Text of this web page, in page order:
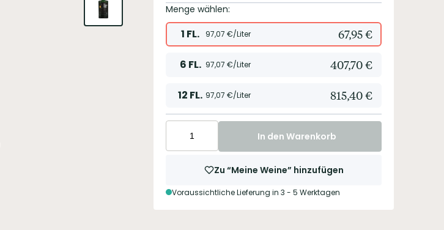
Menge wählen:
1 FL. 97,07 €/Liter 67,95€
6 FL. 97,07 €/Liter 407,70€
12 FL. 97,07 €/Liter 815,40€
In den Warenkorb
Zu “Meine Weine” hinzufügen
Voraussichtliche Lieferung in 3 - 5 Werktagen